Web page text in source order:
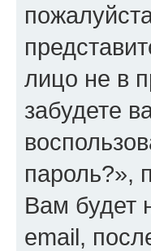
лицо не в
забудете
пароль?»,
Вам будет
email,